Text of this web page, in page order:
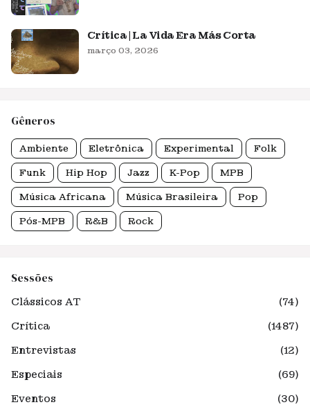
Crítica | La Vida Era Más Corta
março 03, 2026
Gêneros
Ambiente Eletrônica Experimental Folk
Funk Hip Hop Jazz K-Pop MPB
Música Africana Música Brasileira Pop
Pós-MPB R&B Rock
Sessões
Clássicos AT
(74)
Crítica
(1487)
Entrevistas
(12)
Especiais
(69)
Eventos
(30)